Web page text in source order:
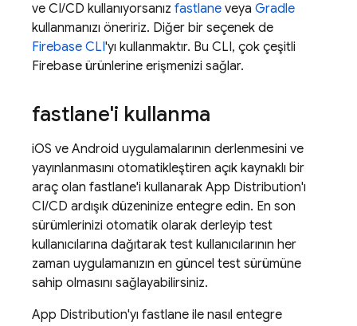
ve CI/CD kullanıyorsanız fastlane veya Gradle
kullanmanızı öneririz. Diğer bir seçenek de
Firebase CLI'yı kullanmaktır. Bu CLI, çok çeşitli
Firebase ürünlerine erişmenizi sağlar.
fastlane'i kullanma
iOS ve Android uygulamalarının derlenmesini ve
yayınlanmasını otomatikleştiren açık kaynaklı bir
araç olan fastlane'i kullanarak App Distribution'ı
CI/CD ardışık düzeninize entegre edin. En son
sürümlerinizi otomatik olarak derleyip test
kullanıcılarına dağıtarak test kullanıcılarının her
zaman uygulamanızın en güncel test sürümüne
sahip olmasını sağlayabilirsiniz.
App Distribution'yı fastlane ile nasıl entegre